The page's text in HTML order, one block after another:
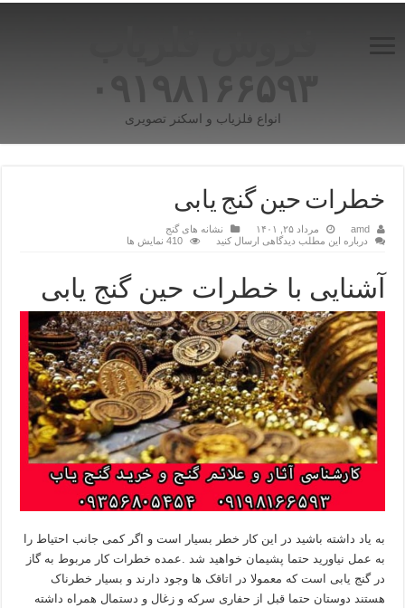
۰۹۱۹۸۱۶۶۵۹۳
انواع فلزیاب و اسکنر تصویری
خطرات حین گنج یابی
amd مرداد ۲۵, ۱۴۰۱
نشانه های گنج
درباره این مطلب دیدگاهی ارسال کنید
410 نمایش ها
آشنایی با خطرات حین گنج یابی
به یاد داشته باشید در این کار خطر بسیار است و اگر کمی جانب احتیاط را
به عمل نیاورید حتما پشیمان خواهید شد .عمده خطرات کار مربوط به گاز
در گنج یابی است که معمولا در اتاقک ها وجود دارند و بسیار خطرناک
هستند دوستان حتما قبل از حفاری سرکه و زغال و دستمال همراه داشته